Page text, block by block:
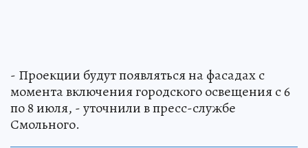
- Проекции будут появляться на фасадах с
момента включения городского освещения с 6
по 8 июля, - уточнили в пресс-службе
Смольного.